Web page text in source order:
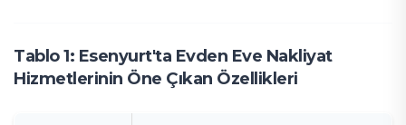
Tablo 1: Esenyurt'ta Evden Eve Nakliyat
Hizmetlerinin Öne Çıkan Özellikleri